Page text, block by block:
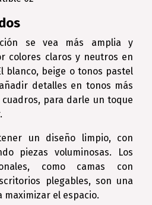
se vea más amplia y
colores claros y neutros en
blanco, beige o tonos pastel
detalles en tonos más
para darle un toque
un diseño limpio, con
piezas voluminosas. Los
como camas con
plegables, son una
maximizar el espacio.